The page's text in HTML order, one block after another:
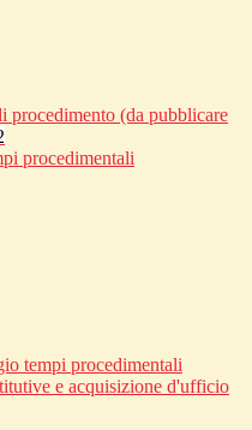
procedimento (da pubblicare
procedimentali
tempi procedimentali
e acquisizione d'ufficio